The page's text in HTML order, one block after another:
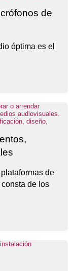
de
óptima es el
de
de los